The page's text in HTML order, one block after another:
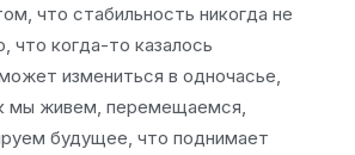
что стабильность никогда не
что когда-то казалось
измениться в одночасье,
мы живем, перемещаемся,
будущее, что поднимает